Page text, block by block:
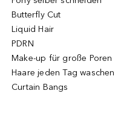
Butterfly Cut
Liquid Hair
PDRN
Make-up für große Poren
Haare jeden Tag waschen
Curtain Bangs